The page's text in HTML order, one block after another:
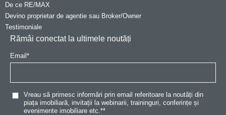
De ce RE/MAX
Devino proprietar de agentie sau Broker/Owner
Testimoniale
Rămâi conectat la ultimele noutăți
Email*
Vreau să primesc informări prin email referitoare la noutăți din
piața imobiliară, invitații la webinarii, traininguri, conferințe și
evenimente imobiliare etc.**